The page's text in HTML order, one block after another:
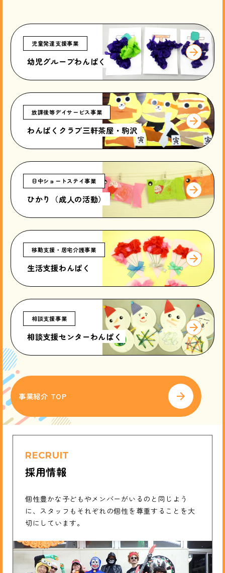
児童発達支援事業
幼児グループわんぱく
放課後等デイサービス事業
わんぱくクラブ三軒茶屋・駒沢
日中ショートステイ事業
ひかり（成人の活動）
移動支援・居宅介護事業
生活支援わんぱく
相談支援事業
相談支援センターわんぱく
事業紹介 TOP
RECRUIT
採用情報
個性豊かな子どもやメンバーがいるのと同じよう
に、スタッフもそれぞれの個性を尊重することを大
切にしています。